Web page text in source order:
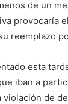
de un
provocaría
reemplazo
esta
iban a
violación de